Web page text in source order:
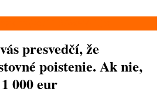
presvedčí, že
poistenie. Ak nie,
000 eur